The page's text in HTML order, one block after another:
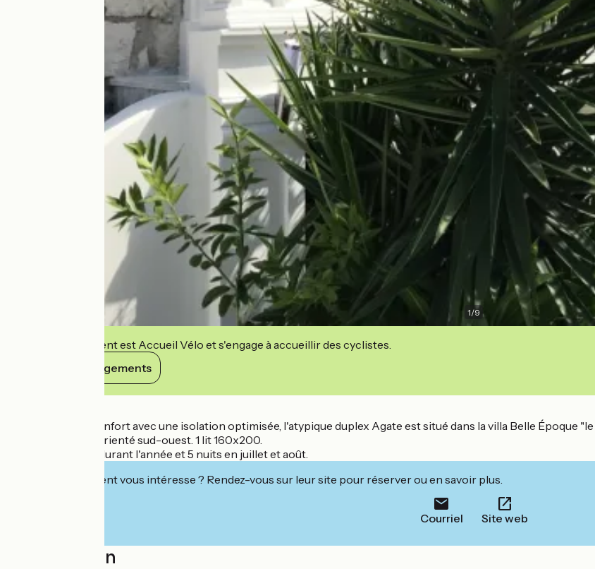
1/9
Cet établissement est Accueil Vélo et s'engage à accueillir des cyclistes.
Voir ses engagements
Lumineux, tout confort avec une isolation optimisée, l'atypique duplex Agate est situé dans la villa Belle Époque
agréable balcon orienté sud-ouest. 1 lit 160x200.
Minimum 5 nuits durant l'année et 5 nuits en juillet et août.
Cet établissement vous intéresse ? Rendez-vous sur leur site pour réserver ou en savoir plus.
Courriel Site web
Localisation